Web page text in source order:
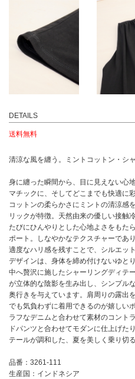
DETAILS
送料無料
清涼な風を纏う。ミントコットン・シ
身に纏った瞬間から、目に見えない心
マチックに、そしてどこまでも快適に
コットンの柔らかさにミントの清涼感
リックが特徴。天然由来の優しい接触
たびにひんやりとした心地よさをもた
ポート。しなやかなテクスチャーであ
適度なハリ感を残すことで、シルエッ
デザインは、身体を締め付けないゆと
中へ贅沢に施したシャーリングディテ
が立体的な陰影を生み出し、シンプル
奥行きを与えています。肩周りの露出
でも気負わずに着用できるのが嬉しいポ
ラフなデニムと合わせて素材のコント
ドパンツと合わせてモダンに仕上げた
テールが調和した、夏を美しく乗り切
品番：3261-111
生産国：インドネシア